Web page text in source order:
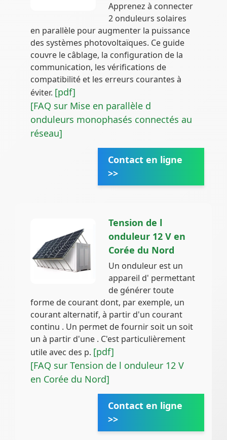
Apprenez à connecter
2 onduleurs solaires
en parallèle pour augmenter la puissance
des systèmes photovoltaïques. Ce guide
couvre le câblage, la configuration de la
communication, les vérifications de
compatibilité et les erreurs courantes à
éviter. [pdf]
[FAQ sur Mise en parallèle d
onduleurs monophasés connectés au
réseau]
Contact en ligne
>>
Tension de l
onduleur 12 V en
Corée du Nord
Un onduleur est un
appareil d' permettant
de générer toute
forme de courant dont, par exemple, un
courant alternatif, à partir d'un courant
continu . Un permet de fournir soit un soit
un à partir d'une . C'est particulièrement
utile avec des p. [pdf]
[FAQ sur Tension de l onduleur 12 V
en Corée du Nord]
Contact en ligne
>>